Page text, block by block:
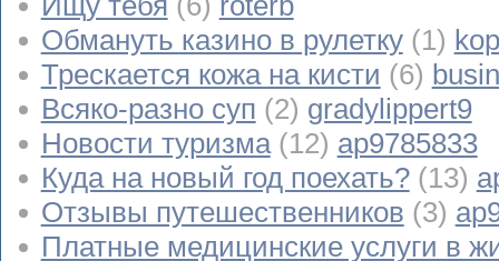
Обмануть казино в рулетку (1)
Трескается кожа на кисти (6)
Всяко-разно суп (2) gradylippert9
Новости туризма (12) ap9785833
Куда на новый год поехать? (13)
Отзывы путешественников (3)
Платные медицинские услуги в